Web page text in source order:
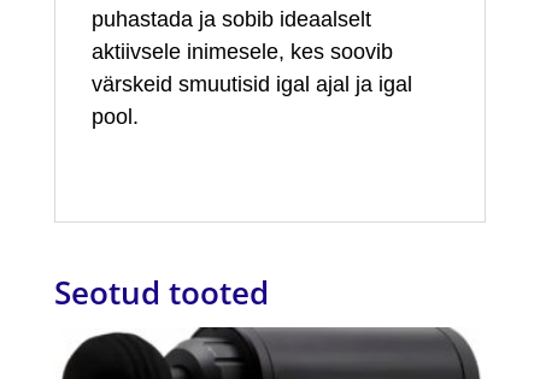
puhastada ja sobib ideaalselt
aktiivsele inimesele, kes soovib
värskeid smuutisid igal ajal ja igal
pool.
Seotud tooted